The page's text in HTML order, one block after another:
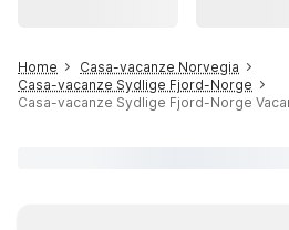
Home
Casa-vacanze Norvegia
Casa-vacanze Sydlige Fjord-Norge
Casa-vacanze Sydlige Fjord-Norge